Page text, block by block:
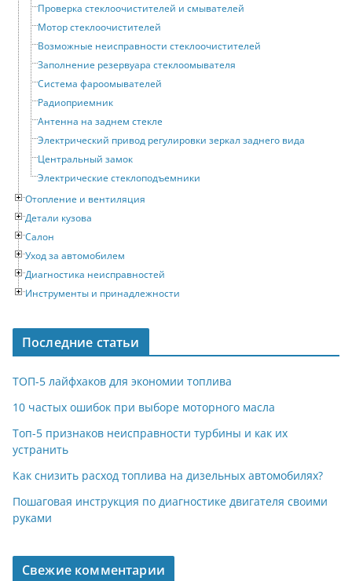
Проверка стеклоочистителей и смывателей
Мотор стеклоочистителей
Возможные неисправности стеклоочистителей
Заполнение резервуара стеклоомывателя
Система фароомывателей
Радиоприемник
Антенна на заднем стекле
Электрический привод регулировки зеркал заднего вида
Центральный замок
Электрические стеклоподъемники
Отопление и вентиляция
Детали кузова
Салон
Уход за автомобилем
Диагностика неисправностей
Инструменты и принадлежности
Последние статьи
ТОП-5 лайфхаков для экономии топлива
10 частых ошибок при выборе моторного масла
Топ-5 признаков неисправности турбины и как их
устранить
Как снизить расход топлива на дизельных автомобилях?
Пошаговая инструкция по диагностике двигателя своими
руками
Свежие комментарии